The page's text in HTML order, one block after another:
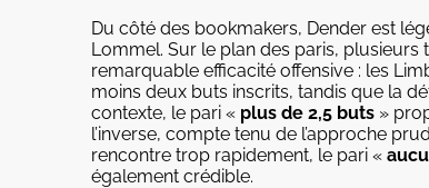
Du côté des bookmakers, Dender est
Lommel. Sur le plan des paris, plusieurs
remarquable efficacité offensive : les
moins deux buts inscrits, tandis que la
contexte, le pari « plus de 2,5 buts »
l’inverse, compte tenu de l’approche
rencontre trop rapidement, le pari «
également crédible.